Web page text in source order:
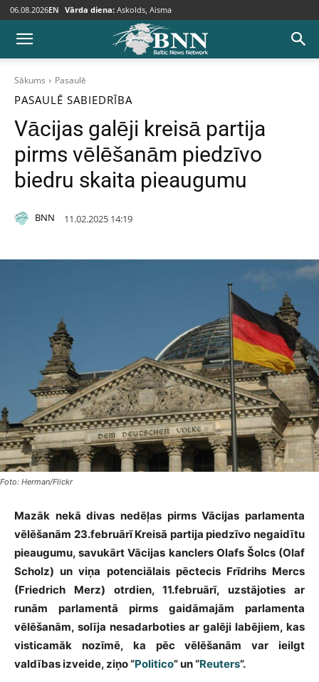
06.08.2026EN Vārda diena: Askolds, Aisma
Sākums Pasaulē
PASAULĒ SABIEDRĪBA
Vācijas galēji kreisā partija
pirms vēlēšanām piedzīvo
biedru skaita pieaugumu
BNN 11.02.2025 14:19
Foto: Herman/Flickr
Mazāk nekā divas nedēļas pirms Vācijas parlamenta
vēlēšanām 23.februārī Kreisā partija piedzīvo negaidītu
pieaugumu, savukārt Vācijas kanclers Olafs Šolcs (Olaf
Scholz) un viņa potenciālais pēctecis Frīdrihs Mercs
(Friedrich Merz) otrdien, 11.februārī, uzstājoties ar
runām parlamentā pirms gaidāmajām parlamenta
vēlēšanām, solīja nesadarboties ar galēji labējiem, kas
visticamāk nozīmē, ka pēc vēlēšanām var ieilgt
valdības izveide, ziņo “Politico” un “Reuters”.